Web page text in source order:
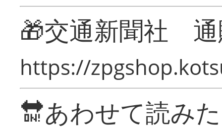
🎁交通新聞社
https://
🔛あわせて読み